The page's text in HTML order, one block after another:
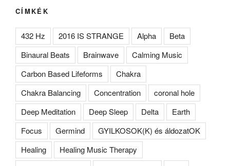
CÍMKÉK
432 Hz 2016 IS STRANGE Alpha
Beta
Binaural Beats
Brainwave
Calming Music
Carbon Based Lifeforms
Chakra
Chakra Balancing
Concentration
coronal hole
Deep Meditation
Deep Sleep Delta
Earth
Focus
Germind
GYILKOSOK(K) és áldozatOK
Healing
Healing Music Therapy